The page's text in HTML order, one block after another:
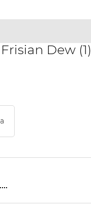
Dew (1)